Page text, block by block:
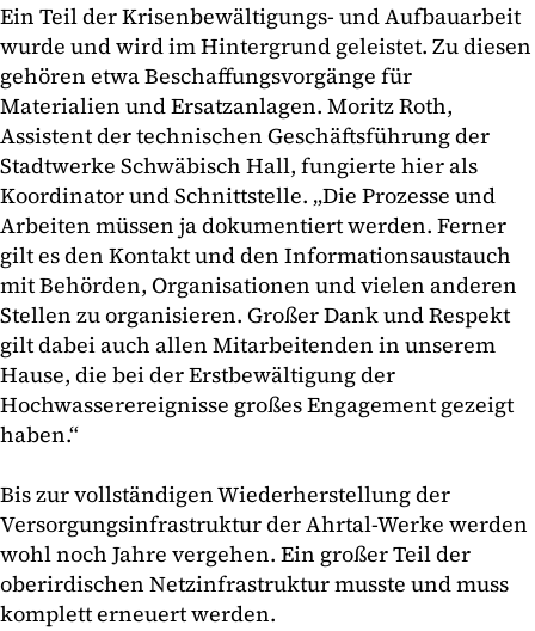
Ein Teil der Krisenbewältigungs- und Aufbauarbeit
wurde und wird im Hintergrund geleistet. Zu diesen
gehören etwa Beschaffungsvorgänge für
Materialien und Ersatzanlagen. Moritz Roth,
Assistent der technischen Geschäftsführung der
Stadtwerke Schwäbisch Hall, fungierte hier als
Koordinator und Schnittstelle. „Die Prozesse und
Arbeiten müssen ja dokumentiert werden. Ferner
gilt es den Kontakt und den Informationsaustauch
mit Behörden, Organisationen und vielen anderen
Stellen zu organisieren. Großer Dank und Respekt
gilt dabei auch allen Mitarbeitenden in unserem
Hause, die bei der Erstbewältigung der
Hochwasserereignisse großes Engagement gezeigt
haben.“
Bis zur vollständigen Wiederherstellung der
Versorgungsinfrastruktur der Ahrtal-Werke werden
wohl noch Jahre vergehen. Ein großer Teil der
oberirdischen Netzinfrastruktur musste und muss
komplett erneuert werden.